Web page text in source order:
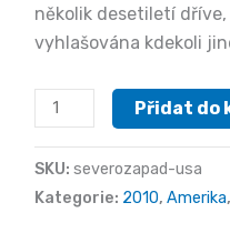
několik desetiletí
vyhlašována kdekoli
Severozápad
USA
množství
Přidat do
SKU: severozapad-usa
Kategorie: 2010, Amerika